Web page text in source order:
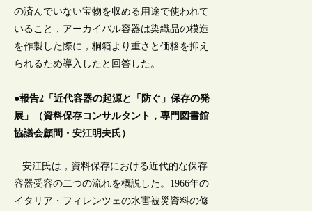
の済んでいない宝物を収める用途で使われて
いること，アーカイバル容器は染織品の模造
を作製した際に，桐箱より重さと価格を抑え
られるため導入したと回答した。
●報告2「近代容器の起源と「防ぐ」保存の発
展」（資料保存コンサルタント，専門図書館
協議会顧問・安江明夫氏）
安江氏は，資料保存における近代的な保存
容器受容の二つの流れを概説した。1966年の
イタリア・フィレンツェの水害被災資料の修